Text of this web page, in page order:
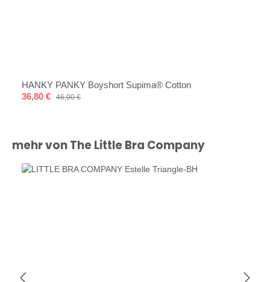
HANKY PANKY Boyshort Supima® Cotton
Verkaufspreis:
36,80 € Regulärer Preis:
46,00 €
Produktgalerie überspringen
mehr von The Little Bra Company